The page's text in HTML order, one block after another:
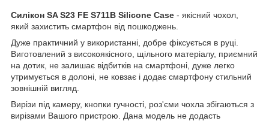
Силікон SAS23 FE S711B Silicone Case - якісний чохол,
який захистить смартфон від пошкоджень.
Дуже практичний у використанні, добре фіксується в руці.
Виготовлений з високоякісного, щільного матеріалу, приємний
на дотик, не залишає відбитків на смартфоні, дуже легко
утримується в долоні, не ковзає і додає смартфону стильний
зовнішній вигляд.
Вирізи під камеру, кнопки гучності, роз'єми чохла збігаються з
вирізами Вашого пристрою. Дана модель не додасть